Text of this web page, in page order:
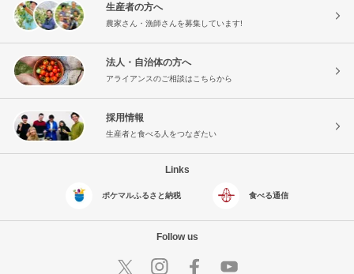
生産者の方へ
農家さん・漁師さんを募集しています!
法人・自治体の方へ
アライアンスのご相談はこちらから
採用情報
生産者と食べる人をつなぎたい
Links
ポケマルふるさと納税 食べる通信
Follow us